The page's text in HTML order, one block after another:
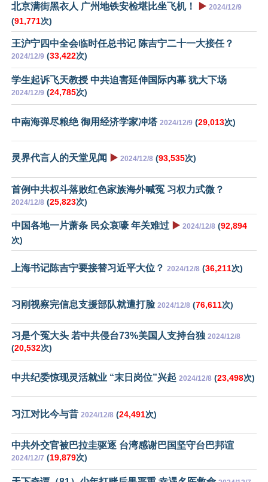
北京满街黑衣人 广州地铁安检堪比坐飞机！ ▶️ 2024/12/9
(91,771次)
王沪宁四中全会临时任总书记 陈吉宁二十一大接任？
2024/12/9 (33,422次)
学生起诉飞天教授 中共迫害延伸国际内幕 犹大下场
2024/12/9 (24,785次)
中南海弹尽粮绝 御用经济学家冲塔 2024/12/9 (29,013次)
灵界代言人的天堂见闻 ▶️ 2024/12/8 (93,535次)
首例中共权斗落败红色家族海外喊冤 习权力式微？
2024/12/8 (25,823次)
中国各地一片萧条 民众哀嚎 年关难过 ▶️ 2024/12/8 (92,894
次)
上海书记陈吉宁要接替习近平大位？ 2024/12/8 (36,211次)
习刚视察完信息支援部队就遭打脸 2024/12/8 (76,611次)
习是个冤大头 若中共侵台73%美国人支持台独 2024/12/8
(20,532次)
中共纪委惊现灵活就业 “末日岗位”兴起 2024/12/8 (23,498次)
习江对比今与昔 2024/12/8 (24,491次)
中共外交官被巴拉圭驱逐 台湾感谢巴国坚守台巴邦谊
2024/12/7 (19,879次)